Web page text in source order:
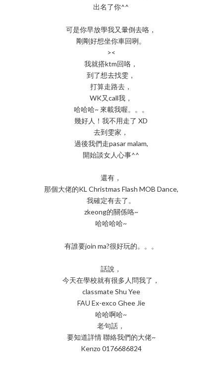
出名了你^^
可是你早放學我又暈倒去咯，
剛剛好想坐你車回咧。
><
我就搭ktm回咯，
到了想去找雯，
打算走路去，
WK又call我，
哈哈哈~ 來載我喔。。。
幾好人！我不用走了 XD
去到雯家，
過後我們走pasar malam,
開始談女人心事^^
還有，
那個大佬的KL Christmas Flash MOB Dance,
我確定有去了。
zkeong的關係咯~
哈哈哈哈~
有誰要join ma?很好玩的。。。
話說，
今天在學校就有很多人問我了，
classmate Shu Yee
FAU Ex-exco Ghee Jie
哈哈啊哈~
老句話，
要知道詳情 聯絡我們的大佬~
Kenzo 0176686824